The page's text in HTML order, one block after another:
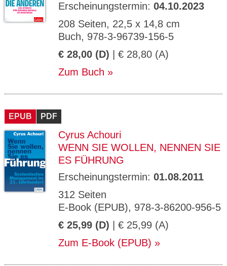
Erscheinungstermin: 04.10.2023
208 Seiten, 22,5 x 14,8 cm
Buch, 978-3-96739-156-5
€ 28,00 (D) | € 28,80 (A)
Zum Buch
EPUB PDF
Cyrus Achouri
WENN SIE WOLLEN, NENNEN SIE
ES FÜHRUNG
Erscheinungstermin: 01.08.2011
312 Seiten
E-Book (EPUB), 978-3-86200-956-5
€ 25,99 (D) | € 25,99 (A)
Zum E-Book (EPUB)